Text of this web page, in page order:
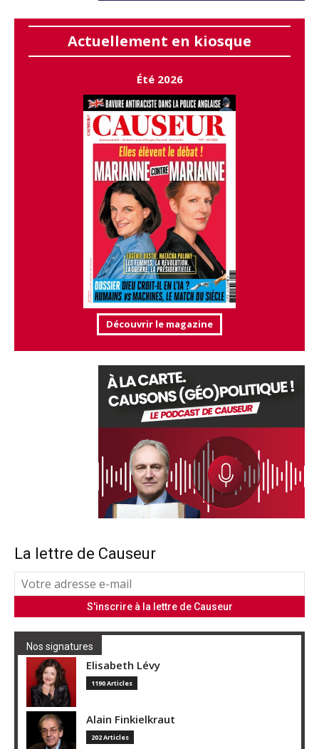
Actuellement en kiosque
Été 2026
Découvrir le magazine
La lettre de Causeur
Nos signatures
Elisabeth Lévy
1190 Articles
Alain Finkielkraut
202 Articles